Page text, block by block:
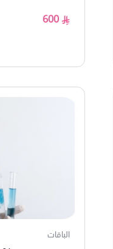
600
الباقات